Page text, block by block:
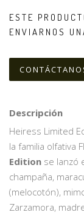
ESTE
ENVIARNOS
Descripción
Heiress Limited
la familia olfativa
Edition se lanzó
champaña,
(melocotón),
Zarzamora,